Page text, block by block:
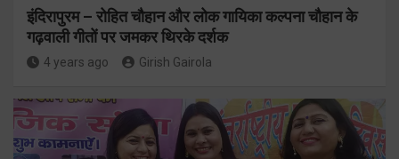
इंदिरापुरम – रोहित चौहान और लोक गायिका कल्पना चौहान के
गढ़वाली गीतों पर जमकर थिरके दर्शक
4 years ago Girish Gairola